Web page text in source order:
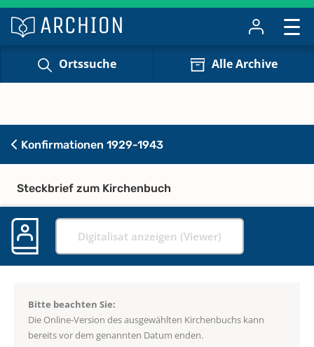
Ortssuche Alle Archive
Konfirmationen 1929-1943
Steckbrief zum Kirchenbuch
Digitalisat anzeigen (Viewer)
Bitte beachten Sie:
Die Online-Version des ausgewählten Kirchenbuchs kann
bereits vor dem genannten Datum enden.